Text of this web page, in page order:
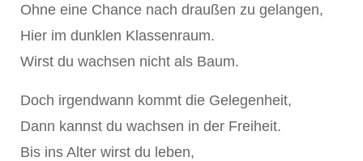
Ohne eine Chance nach draußen zu gelangen,
Hier im dunklen Klassenraum.
Wirst du wachsen nicht als Baum.
Doch irgendwann kommt die Gelegenheit,
Dann kannst du wachsen in der Freiheit.
Bis ins Alter wirst du leben,